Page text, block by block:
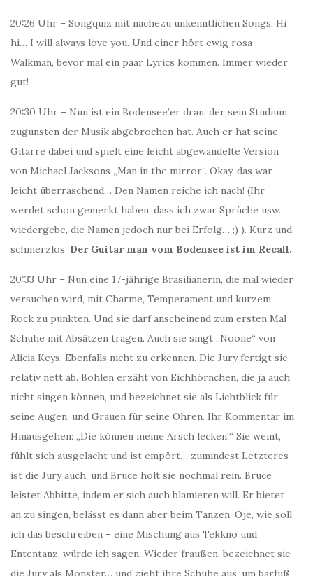
20:26 Uhr – Songquiz mit nachezu unkenntlichen Songs. Hi
hi… I will always love you. Und einer hört ewig rosa
Walkman, bevor mal ein paar Lyrics kommen. Immer wieder
gut!
20:30 Uhr – Nun ist ein Bodensee’er dran, der sein Studium
zugunsten der Musik abgebrochen hat. Auch er hat seine
Gitarre dabei und spielt eine leicht abgewandelte Version
von Michael Jacksons „Man in the mirror“. Okay, das war
leicht überraschend… Den Namen reiche ich nach! (Ihr
werdet schon gemerkt haben, dass ich zwar Sprüche usw.
wiedergebe, die Namen jedoch nur bei Erfolg… ;) ). Kurz und
schmerzlos. Der Guitar man vom Bodensee ist im Recall.
20:33 Uhr – Nun eine 17-jährige Brasilianerin, die mal wieder
versuchen wird, mit Charme, Temperament und kurzem
Rock zu punkten. Und sie darf anscheinend zum ersten Mal
Schuhe mit Absätzen tragen. Auch sie singt „Noone“ von
Alicia Keys. Ebenfalls nicht zu erkennen. Die Jury fertigt sie
relativ nett ab. Bohlen erzäht von Eichhörnchen, die ja auch
nicht singen können, und bezeichnet sie als Lichtblick für
seine Augen, und Grauen für seine Ohren. Ihr Kommentar im
Hinausgehen: „Die können meine Arsch lecken!“ Sie weint,
fühlt sich ausgelacht und ist empört… zumindest Letzteres
ist die Jury auch, und Bruce holt sie nochmal rein. Bruce
leistet Abbitte, indem er sich auch blamieren will. Er bietet
an zu singen, belässt es dann aber beim Tanzen. Oje, wie soll
ich das beschreiben – eine Mischung aus Tekkno und
Ententanz, würde ich sagen. Wieder fraußen, bezeichnet sie
die Jury als Monster… und zieht ihre Schuhe aus, um barfuß